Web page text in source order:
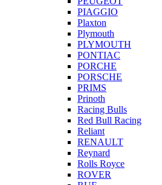
PIAGGIO
Plaxton
Plymouth
PLYMOUTH
PONTIAC
PORCHE
PORSCHE
PRIMS
Prinoth
Racing Bulls
Red Bull Racing
Reliant
RENAULT
Reynard
Rolls Royce
ROVER